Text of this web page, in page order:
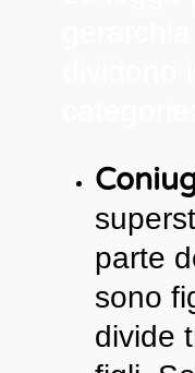
parte
sono
divide